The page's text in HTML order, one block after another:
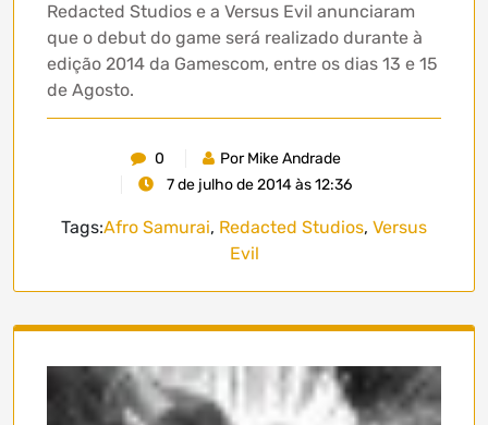
Redacted Studios e a Versus Evil anunciaram
que o debut do game será realizado durante à
edição 2014 da Gamescom, entre os dias 13 e 15
de Agosto.
0
Por Mike Andrade
7 de julho de 2014 às 12:36
Tags:Afro Samurai, Redacted Studios, Versus
Evil